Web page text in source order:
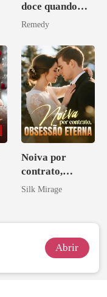
doce quando
você é uma
Remedy
Noiva por
contrato,
obsessão eterna
Silk Mirage
Abrir